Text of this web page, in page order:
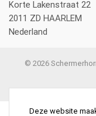
Korte Lakenstraat 22
2011 ZD HAARLEM
Nederland
© 2026
Deze website